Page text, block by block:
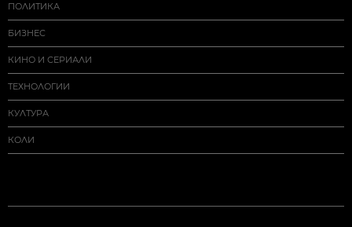
ПОЛИТИКА
БИЗНЕС
КИНО И СЕРИАЛИ
ТЕХНОЛОГИИ
КУЛТУРА
КОЛИ